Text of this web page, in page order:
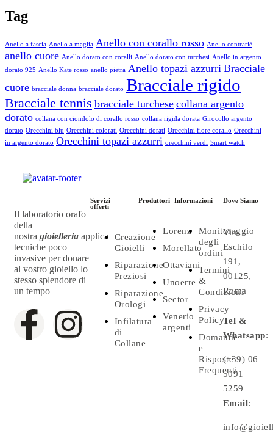
Tag
Anello a fascia Anello a maglia Anello con corallo rosso Anello contrariè
anello cuore Anello dorato con coralli Anello dorato con turchesi Anello in argento
dorato 925 Anello Kate rosso anello pietra Anello topazi azzurri Bracciale
cuore bracciale donna bracciale dorato Bracciale rigido
Bracciale tennis bracciale turchese collana argento
dorato collana con ciondolo di corallo rosso collana rigida dorata Girocollo argento
dorato Orecchini blu Orecchini colorati Orecchini dorati Orecchini fiore corallo Orecchini
in argento dorato Orecchini topazi azzurri orecchini verdi Smart watch
Il laboratorio orafo
della
nostra gioielleria applica
tecniche poco
invasive per donare
al vostro gioiello lo
stesso splendore di
un tempo
Servizi
offerti
Creazione
Gioielli
Riparazione
Preziosi
Riparazione
Orologi
Infilatura
di
Collane
Produttori
Lorenz
Morellato
Ottaviani
Unoerre
Sector
Venerio
argenti
Informazioni
Monitoraggio
degli
ordini
Termini
&
Condizioni
Privacy
Policy
Domande
e
Risposte
Frequenti
Dove Siamo
Via
Eschilo
191,
00125,
Roma
Tel &
Whatsapp:
(+39) 06
5091
5259
Email: